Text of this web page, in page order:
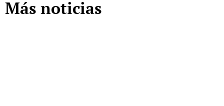
Más noticias